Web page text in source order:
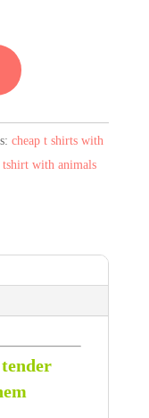
cheap t shirts with
tshirt with animals